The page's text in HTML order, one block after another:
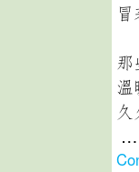
溫
…